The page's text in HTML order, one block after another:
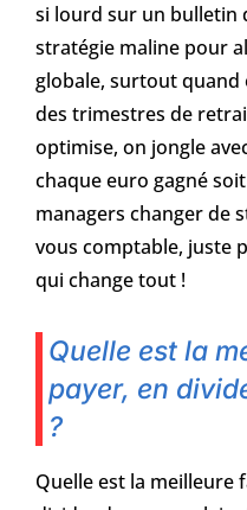
si lourd sur un bulletin
stratégie maline pour
globale, surtout quand
des trimestres de
optimise, on jongle
chaque euro gagné soit
managers changer de
vous comptable, juste
qui change tout !
Quelle est la
payer, en
?
Quelle est la meilleure